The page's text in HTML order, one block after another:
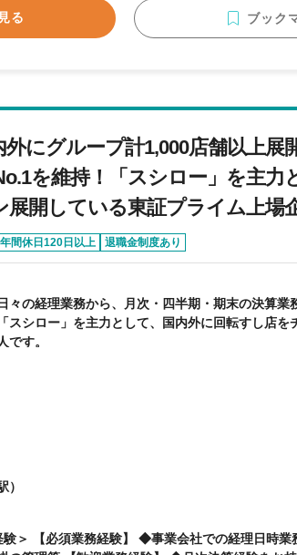
る ブック
外にグループ計1,000店舗以上展
を維持！「スシロー」を主力
展開している東証プライム上場
年間休日120日以上 退職金制度あり
々の経理業務から、月次・四半期・期末の決算業
スシロー」を主力として、国内外に回転すし店を
です。
）